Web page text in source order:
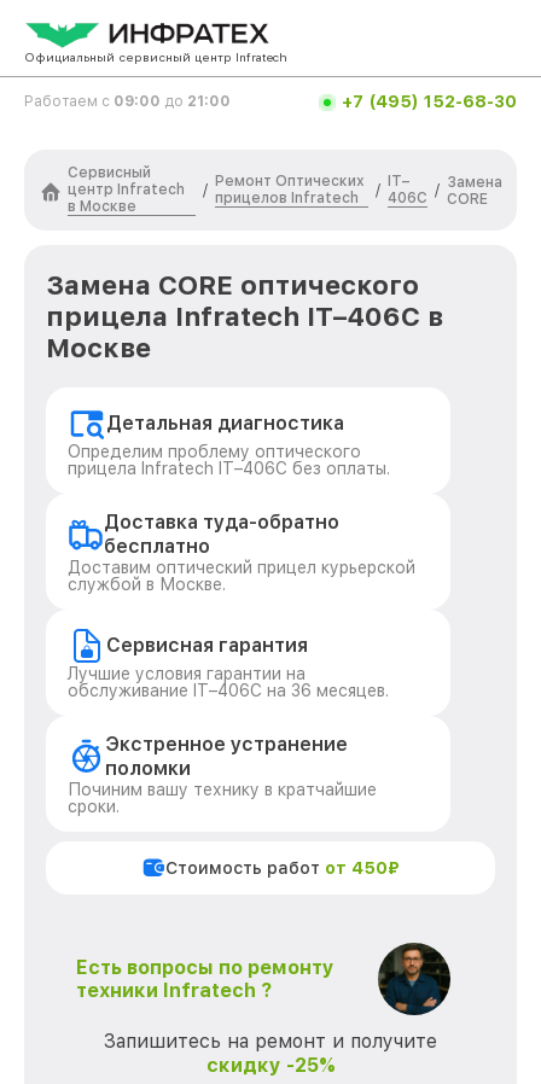
Официальный сервисный центр Infratech
Работаем с 09:00 до 21:00 +7 (495) 152-68-30
Сервисный
центр Infratech
в Москве
/
Ремонт Оптических
прицелов Infratech
/
IT–
406С / Замена
CORE
Замена CORE оптического
прицела Infratech IT–406С в
Москве
Детальная диагностика
Определим проблему оптического
прицела Infratech IT–406С без оплаты.
Доставка туда-обратно
бесплатно
Доставим оптический прицел курьерской
службой в Москве.
Сервисная гарантия
Лучшие условия гарантии на
обслуживание IT–406С на 36 месяцев.
Экстренное устранение
поломки
Починим вашу технику в кратчайшие
сроки.
Стоимость работ от 450₽
Есть вопросы по ремонту
техники Infratech ?
Запишитесь на ремонт и получите
скидку -25%